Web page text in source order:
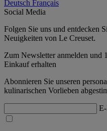
Deutsch Français
Social Media
Folgen Sie uns und entdecken
Neuigkeiten von Le Creuset.
Zum Newsletter anmelden und
Einkauf erhalten
Abonnieren Sie unseren
kulinarischen Vorlieben